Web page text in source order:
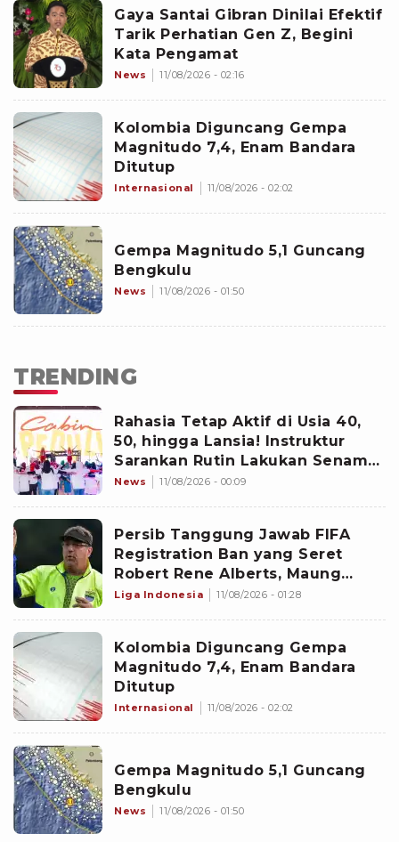
Gaya Santai Gibran Dinilai Efektif
Tarik Perhatian Gen Z, Begini
Kata Pengamat
News 11/08/2026 - 02:16
Kolombia Diguncang Gempa
Magnitudo 7,4, Enam Bandara
Ditutup
Internasional 11/08/2026 - 02:02
Gempa Magnitudo 5,1 Guncang
Bengkulu
News 11/08/2026 - 01:50
TRENDING
Rahasia Tetap Aktif di Usia 40,
50, hingga Lansia! Instruktur
Sarankan Rutin Lakukan Senam
Ini
News 11/08/2026 - 00:09
Persib Tanggung Jawab FIFA
Registration Ban yang Seret
Robert Rene Alberts, Maung
Bandung Selesaikan Bursa
Liga Indonesia 11/08/2026 - 01:28
Kolombia Diguncang Gempa
Magnitudo 7,4, Enam Bandara
Ditutup
Internasional 11/08/2026 - 02:02
Gempa Magnitudo 5,1 Guncang
Bengkulu
News 11/08/2026 - 01:50